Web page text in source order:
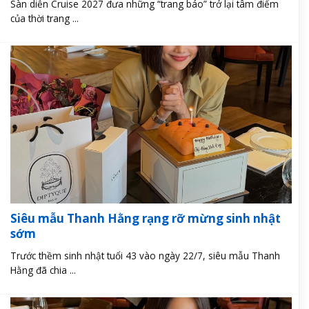
Sàn diễn Cruise 2027 đưa những “trang báo” trở lại tâm điểm
của thời trang ...
Siêu mẫu Thanh Hằng rạng rỡ mừng sinh nhật
sớm
Trước thềm sinh nhật tuổi 43 vào ngày 22/7, siêu mẫu Thanh
Hằng đã chia ...